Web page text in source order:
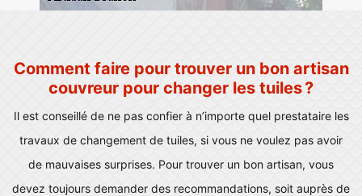
Comment faire pour trouver un bon artisan
couvreur pour changer les tuiles ?
Il est conseillé de ne pas confier à n’importe quel prestataire les
travaux de changement de tuiles, si vous ne voulez pas avoir
de mauvaises surprises. Pour trouver un bon artisan, vous
devez toujours demander des recommandations, soit auprès de